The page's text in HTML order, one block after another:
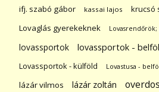
ifj. szabó gábor kassai lajos krucsó
Lovaglás gyerekeknek
lovassportok lovassportok -
Lovassportok - külföld Lovastusa -
lázár vilmos lázár zoltán